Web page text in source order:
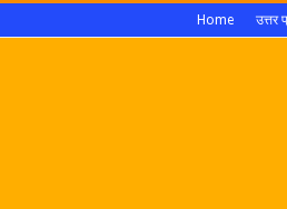
Home उत्तर